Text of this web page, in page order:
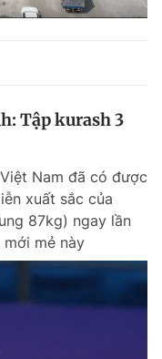
Tập kurash 3
Nam đã có được
xuất sắc của
87kg) ngay lần
mẻ này